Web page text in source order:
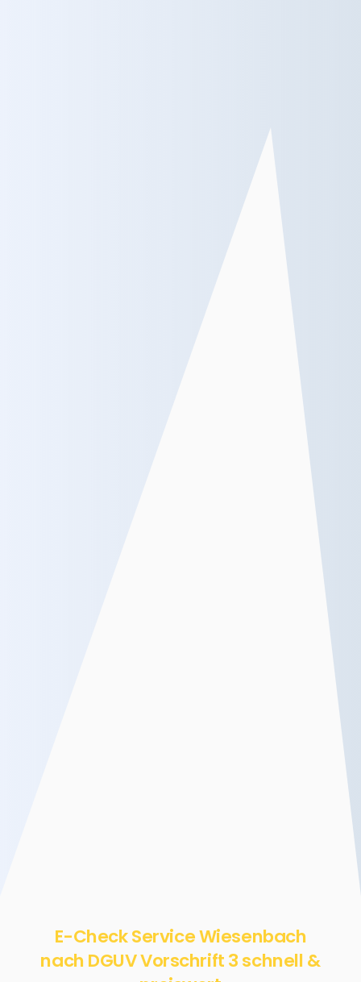
E-Check Service Wiesenbach
nach DGUV Vorschrift 3 schnell &